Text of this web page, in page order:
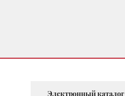
Электронный каталог